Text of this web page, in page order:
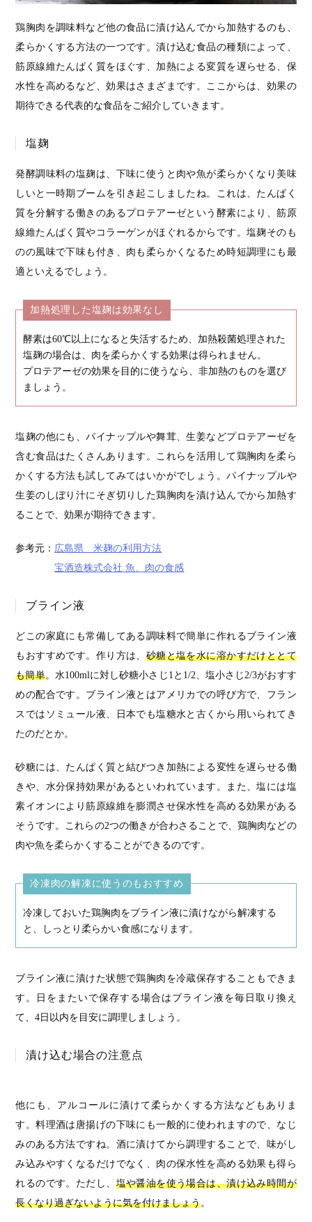
鶏胸肉を調味料など他の食品に漬け込んでから加熱するのも、
柔らかくする方法の一つです。漬け込む食品の種類によって、
筋原線維たんぱく質をほぐす、加熱による変質を遅らせる、保
水性を高めるなど、効果はさまざまです。ここからは、効果の
期待できる代表的な食品をご紹介していきます。
塩麹
発酵調味料の塩麹は、下味に使うと肉や魚が柔らかくなり美味
しいと一時期ブームを引き起こしましたね。これは、たんぱく
質を分解する働きのあるプロテアーゼという酵素により、筋原
線維たんぱく質やコラーゲンがほぐれるからです。塩麹そのも
のの風味で下味も付き、肉も柔らかくなるため時短調理にも最
適といえるでしょう。
加熱処理した塩麹は効果なし
酵素は60℃以上になると失活するため、加熱殺菌処理された
塩麹の場合は、肉を柔らかくする効果は得られません。
プロテアーゼの効果を目的に使うなら、非加熱のものを選び
ましょう。
塩麹の他にも、パイナップルや舞茸、生姜などプロテアーゼを
含む食品はたくさんあります。これらを活用して鶏胸肉を柔ら
かくする方法も試してみてはいかがでしょう。パイナップルや
生姜のしぼり汁にそぎ切りした鶏胸肉を漬け込んでから加熱す
ることで、効果が期待できます。
参考元： 広島県 米麹の利用方法
宝酒造株式会社 魚、肉の食感
ブライン液
どこの家庭にも常備してある調味料で簡単に作れるブライン液
もおすすめです。作り方は、 砂糖と塩を水に溶かすだけととて
も簡単。水100mlに対し砂糖小さじ1と1/2、塩小さじ2/3がおすす
めの配合です。ブライン液とはアメリカでの呼び方で、フラン
スではソミュール液、日本でも塩糖水と古くから用いられてき
たのだとか。
砂糖には、たんぱく質と結びつき加熱による変性を遅らせる働
きや、水分保持効果があるといわれています。また、塩には塩
素イオンにより筋原線維を膨潤させ保水性を高める効果がある
そうです。これらの2つの働きが合わさることで、鶏胸肉などの
肉や魚を柔らかくすることができるのです。
冷凍肉の解凍に使うのもおすすめ
冷凍しておいた鶏胸肉をブライン液に漬けながら解凍する
と、しっとり柔らかい食感になります。
ブライン液に漬けた状態で鶏胸肉を冷蔵保存することもできま
す。日をまたいで保存する場合はブライン液を毎日取り換え
て、4日以内を目安に調理しましょう。
漬け込む場合の注意点
他にも、アルコールに漬けて柔らかくする方法などもありま
す。料理酒は唐揚げの下味にも一般的に使われますので、なじ
みのある方法ですね。酒に漬けてから調理することで、味がし
み込みやすくなるだけでなく、肉の保水性を高める効果も得ら
れるのです。ただし、 塩や醤油を使う場合は、漬け込み時間が
長くなり過ぎないように気を付けましょう。